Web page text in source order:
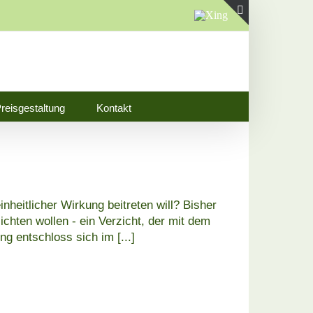
Xing
Kontakt
Wirkung beitreten will? Bisher
wollen - ein Verzicht, der mit dem
entschloss sich im [...]
Toggle